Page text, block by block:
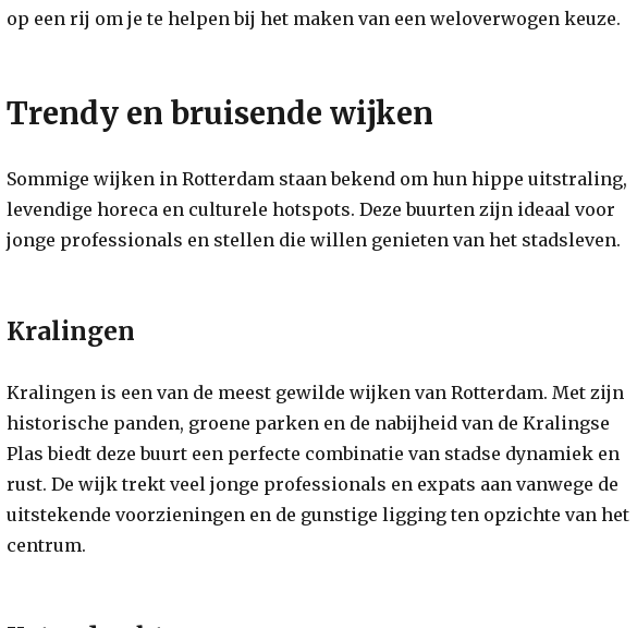
op een rij om je te helpen bij het maken van een weloverwogen keuze.
Trendy en bruisende wijken
Sommige wijken in Rotterdam staan bekend om hun hippe uitstraling,
levendige horeca en culturele hotspots. Deze buurten zijn ideaal voor
jonge professionals en stellen die willen genieten van het stadsleven.
Kralingen
Kralingen is een van de meest gewilde wijken van Rotterdam. Met zijn
historische panden, groene parken en de nabijheid van de Kralingse
Plas biedt deze buurt een perfecte combinatie van stadse dynamiek en
rust. De wijk trekt veel jonge professionals en expats aan vanwege de
uitstekende voorzieningen en de gunstige ligging ten opzichte van het
centrum.